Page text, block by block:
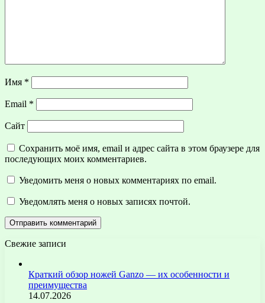
Имя *
Email *
Сайт
Сохранить моё имя, email и адрес сайта в этом браузере для
последующих моих комментариев.
Уведомить меня о новых комментариях по email.
Уведомлять меня о новых записях почтой.
Свежие записи
Краткий обзор ножей Ganzo — их особенности и
преимущества
14.07.2026